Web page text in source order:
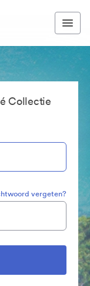
Collectie
vergeten?